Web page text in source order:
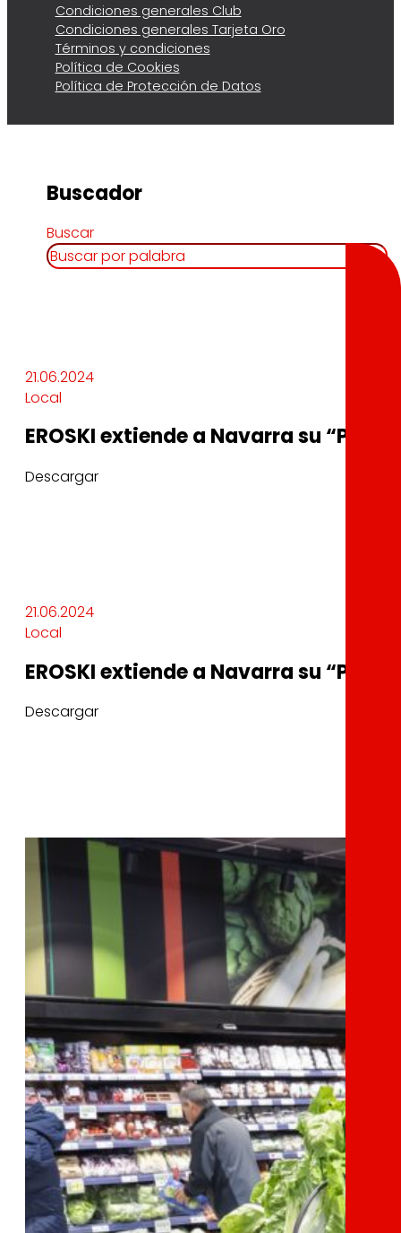
Condiciones generales Club
Condiciones generales Tarjeta Oro
Términos y condiciones
Política de Cookies
Política de Protección de Datos
Buscador
Buscar
21.06.2024
Local
EROSKI extiende a Navarra su
Descargar
21.06.2024
Local
EROSKI extiende a Navarra su
Descargar